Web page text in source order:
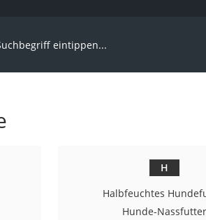
H
Halbfeuchtes
Hunde-Nassfutter